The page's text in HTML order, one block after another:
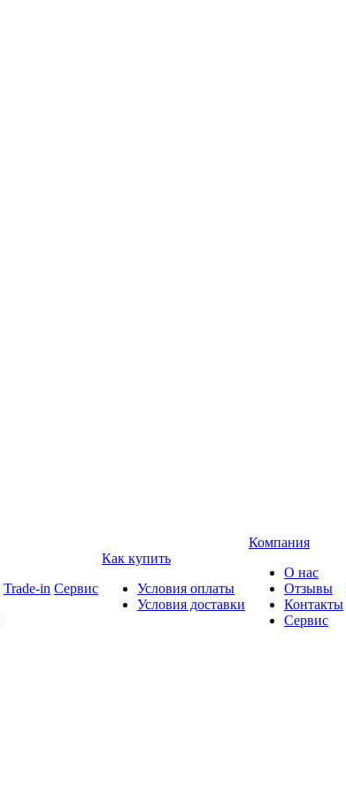
Trade-in Сервис
Как купить
Условия оплаты
Условия доставки
Компания
О нас
Отзывы
Контакты
Сервис